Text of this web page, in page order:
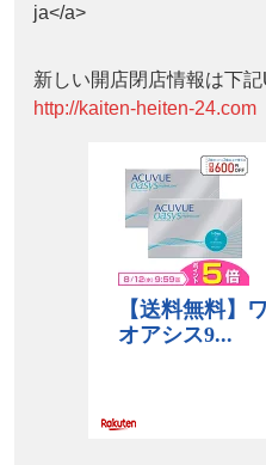
ja</a>
新しい開店閉店情報は下記
http://kaiten-heiten-24.com